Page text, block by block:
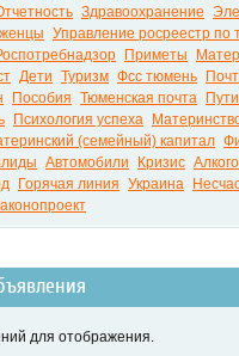
Здравоохранение
Управление росреестр по
Приметы
Дети Туризм Фсс тюмень
Пособия Тюменская почта
Психология успеха
(семейный) капитал
Автомобили Кризис
Горячая линия Украина
для отображения.